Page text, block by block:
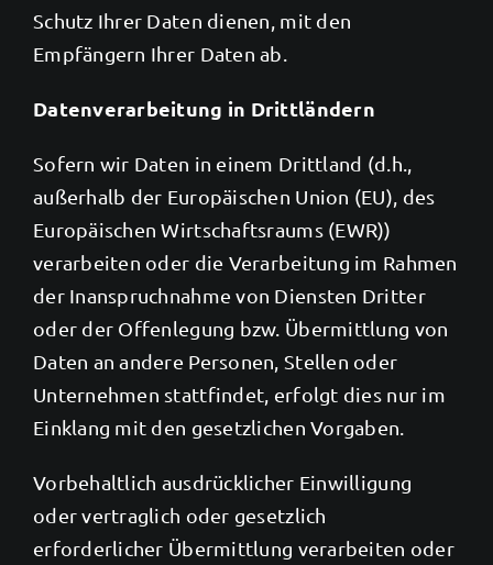
Schutz Ihrer Daten dienen, mit den
Empfängern Ihrer Daten ab.
Datenverarbeitung in Drittländern
Sofern wir Daten in einem Drittland (d.h.,
außerhalb der Europäischen Union (EU), des
Europäischen Wirtschaftsraums (EWR))
verarbeiten oder die Verarbeitung im Rahmen
der Inanspruchnahme von Diensten Dritter
oder der Offenlegung bzw. Übermittlung von
Daten an andere Personen, Stellen oder
Unternehmen stattfindet, erfolgt dies nur im
Einklang mit den gesetzlichen Vorgaben.
Vorbehaltlich ausdrücklicher Einwilligung
oder vertraglich oder gesetzlich
erforderlicher Übermittlung verarbeiten oder